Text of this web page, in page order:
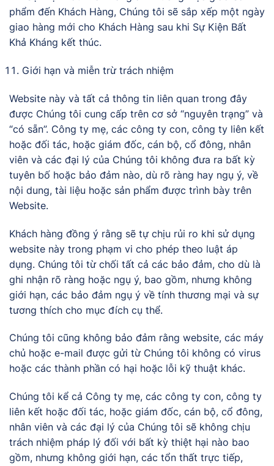
phẩm đến Khách Hàng, Chúng tôi sẽ sắp xếp một ngày
giao hàng mới cho Khách Hàng sau khi Sự Kiện Bất
Khả Kháng kết thúc.
Giới hạn và miễn trừ trách nhiệm
Website này và tất cả thông tin liên quan trong đây
được Chúng tôi cung cấp trên cơ sở “nguyên trạng” và
“có sẵn”. Công ty mẹ, các công ty con, công ty liên kết
hoặc đối tác, hoặc giám đốc, cán bộ, cổ đông, nhân
viên và các đại lý của Chúng tôi không đưa ra bất kỳ
tuyên bố hoặc bảo đảm nào, dù rõ ràng hay ngụ ý, về
nội dung, tài liệu hoặc sản phẩm được trình bày trên
Website.
Khách hàng đồng ý rằng sẽ tự chịu rủi ro khi sử dụng
website này trong phạm vi cho phép theo luật áp
dụng. Chúng tôi từ chối tất cả các bảo đảm, cho dù là
ghi nhận rõ ràng hoặc ngụ ý, bao gồm, nhưng không
giới hạn, các bảo đảm ngụ ý về tính thương mại và sự
tương thích cho mục đích cụ thể.
Chúng tôi cũng không bảo đảm rằng website, các máy
chủ hoặc e-mail được gửi từ Chúng tôi không có virus
hoặc các thành phần có hại hoặc lỗi kỹ thuật khác.
Chúng tôi kể cả Công ty mẹ, các công ty con, công ty
liên kết hoặc đối tác, hoặc giám đốc, cán bộ, cổ đông,
nhân viên và các đại lý của Chúng tôi sẽ không chịu
trách nhiệm pháp lý đối với bất kỳ thiệt hại nào bao
gồm, nhưng không giới hạn, các tổn thất trực tiếp,